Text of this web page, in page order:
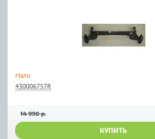
Мало
430006757R
14 990 р.
КУПИТЬ